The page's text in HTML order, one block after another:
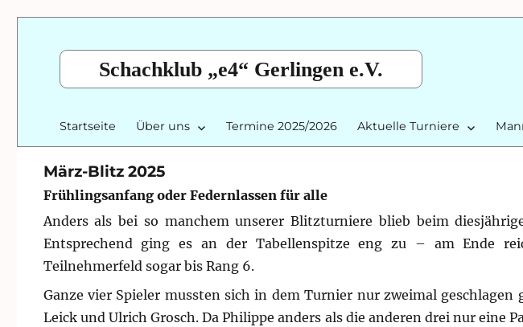
Schachklub „e4“ Gerlingen e.V.
Startseite Über uns Termine 2025/2026 Aktuelle Turniere
März-Blitz 2025
Frühlingsanfang oder Federnlassen für alle
Anders als bei so manchem unserer Blitzturniere blieb beim
Entsprechend ging es an der Tabellenspitze eng zu – am Ende
Teilnehmerfeld sogar bis Rang 6.
Ganze vier Spieler mussten sich in dem Turnier nur zweimal geschlagen
Leick und Ulrich Grosch. Da Philippe anders als die anderen drei nur eine